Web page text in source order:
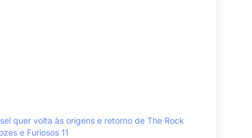
quer volta às origens e retorno de The Rock
e Furiosos 11